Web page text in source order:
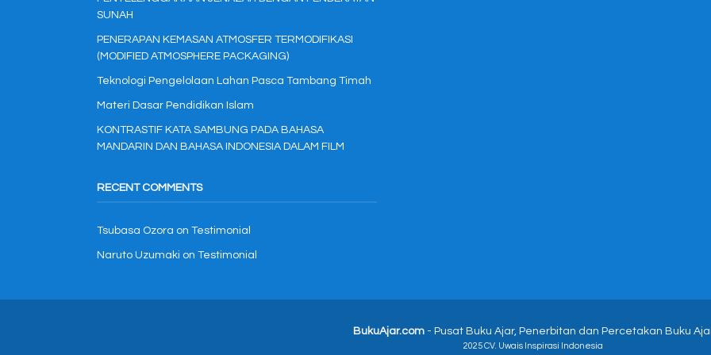
SUNAH
PENERAPAN KEMASAN ATMOSFER TERMODIFIKASI
(MODIFIED ATMOSPHERE PACKAGING)
Teknologi Pengelolaan Lahan Pasca Tambang Timah
Materi Dasar Pendidikan Islam
KONTRASTIF KATA SAMBUNG PADA BAHASA
MANDARIN DAN BAHASA INDONESIA DALAM FILM
RECENT COMMENTS
Tsubasa Ozora on Testimonial
Naruto Uzumaki on Testimonial
BukuAjar.com- Pusat Buku Ajar, Penerbitan dan Percetakan Buku
2025 CV. Uwais Inspirasi Indonesia